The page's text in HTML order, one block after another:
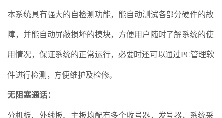
本系统具有强大的自检测功能，能自动测试各部分硬件的故
障，并能自动屏蔽损坏的模块，方便用户随时了解系统的使
用情况，保证系统的正常运行， 必要时还可以通过PC管理软
件进行检测，方便维护及检修。
无阻塞通话：
分机板、外线板、主板均配有多个收号器，发号器，系统采